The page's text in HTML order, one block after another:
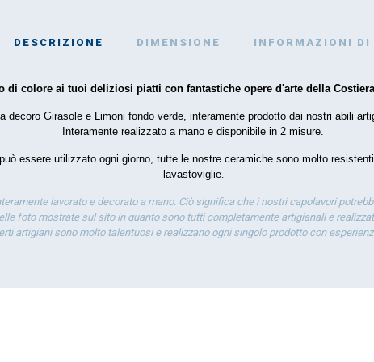
DESCRIZIONE DIMENSIONE INFORMAZIONI DI
di colore ai tuoi deliziosi piatti con fantastiche opere d'arte della
decoro Girasole e Limoni fondo verde, interamente prodotto dai nostri abili
Interamente realizzato a mano e disponibile in 2 misure.
essere utilizzato ogni giorno, tutte le nostre ceramiche sono molto
lavastoviglie.
lavorato e decorato a mano. Ciò significa che i nostri capolavori
foto mostrate sul sito in quanto sono tutti completamente artigianali e
artigiani sono molto talentuosi e realizzano ogni singolo prodotto con